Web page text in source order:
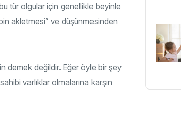
tür olgular için genellikle beyinle
akletmesi” ve düşünmesinden
demek değildir. Eğer öyle bir şey
varlıklar olmalarına karşın